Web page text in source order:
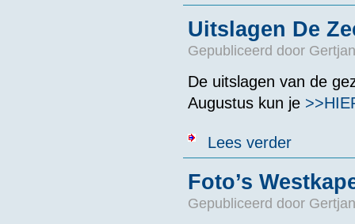
Uitslagen De
Gepubliceerd door
De uitslagen van de
Augustus kun je
Lees verderover
Foto’s
Gepubliceerd door